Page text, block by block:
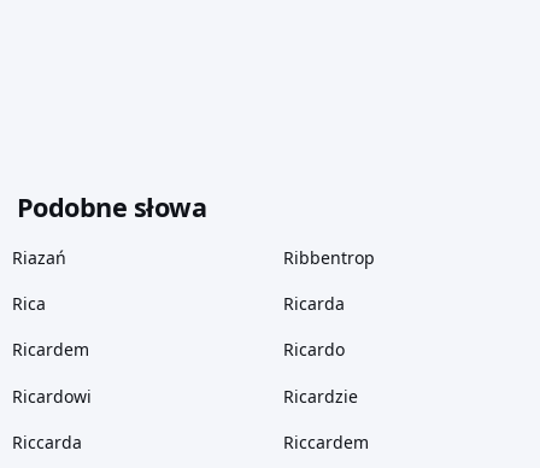
Podobne słowa
Riazań Ribbentrop
Rica Ricarda
Ricardem Ricardo
Ricardowi Ricardzie
Riccarda Riccardem